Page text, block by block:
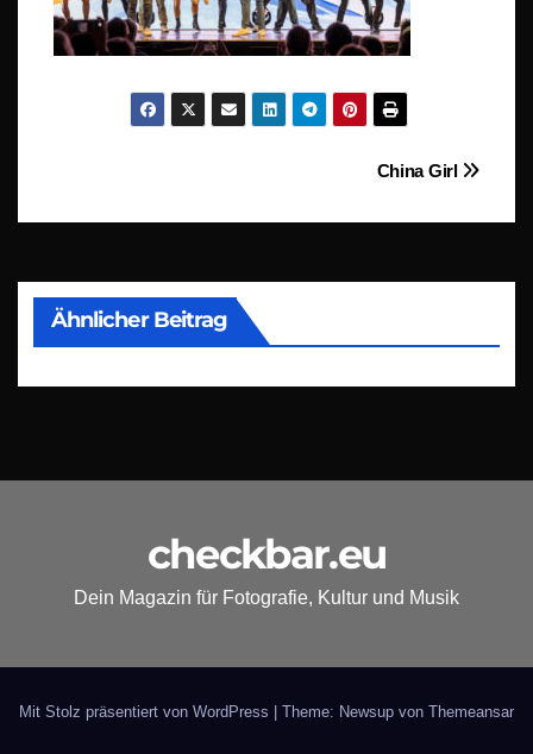
BeitragsnavigationChina Girl
Ähnlicher Beitrag
checkbar.eu
Dein Magazin für Fotografie, Kultur und Musik
Mit Stolz präsentiert von WordPress | Theme: Newsup von Themeansar